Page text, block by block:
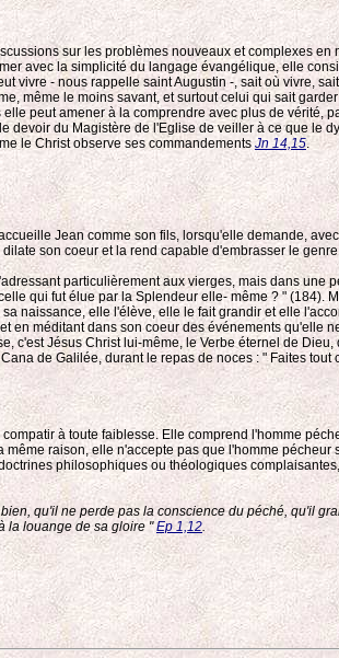
sur les problèmes nouveaux et complexes en
avec la simplicité du langage évangélique, elle
- nous rappelle saint Augustin -, sait où vivre,
même le moins savant, et surtout celui qui sait
peut amener à la comprendre avec plus de vérité,
du Magistère de l'Eglise de veiller à ce que le
le Christ observe ses commandements Jn 14,15.
Jean comme son fils, lorsqu'elle demande,
son coeur et la rend capable d'embrasser le
particulièrement aux vierges, mais dans une
qui fut élue par la Splendeur elle- même ? " (184).
naissance, elle l'élève, elle le fait grandir et elle
en méditant dans son coeur des événements qu'elle
c'est Jésus Christ lui-même, le Verbe éternel de
de Galilée, durant le repas de noces : " Faites tout
à toute faiblesse. Elle comprend l'homme
raison, elle n'accepte pas que l'homme
philosophiques ou théologiques
qu'il ne perde pas la conscience du péché, qu'il
la louange de sa gloire "Ep 1,12